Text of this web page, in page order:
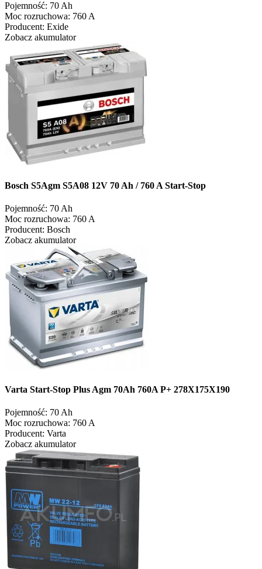
Pojemność: 70 Ah
Moc rozruchowa: 760 A
Producent: Exide
Zobacz akumulator
Bosch S5Agm S5A08 12V 70 Ah / 760 A Start-Stop
Pojemność: 70 Ah
Moc rozruchowa: 760 A
Producent: Bosch
Zobacz akumulator
Varta Start-Stop Plus Agm 70Ah 760A P+ 278X175X190
Pojemność: 70 Ah
Moc rozruchowa: 760 A
Producent: Varta
Zobacz akumulator